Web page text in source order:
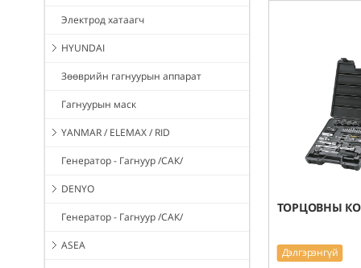
Электрод хатаагч
HYUNDAI
Зөөврийн гагнуурын аппарат
Гагнуурын маск
YANMAR / ELEMAX / RID
Генератор - Гагнуур /САК/
DENYO
Генератор - Гагнуур /САК/
ASEA
ТОРЦОВНЫ
Дэлгэрэнгүй